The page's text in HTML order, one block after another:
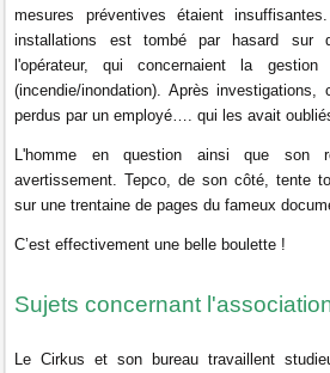
mesures préventives étaient
installations est tombé par hasard sur
l'opérateur, qui concernaient la gestion
(incendie/inondation). Après
perdus par un employé…. qui les avait
L'homme en question ainsi que son
avertissement. Tepco, de son côté, tente
sur une trentaine de pages du fameux
C’est effectivement une belle boulette !
Sujets concernant
Le Cirkus et son bureau travaillent